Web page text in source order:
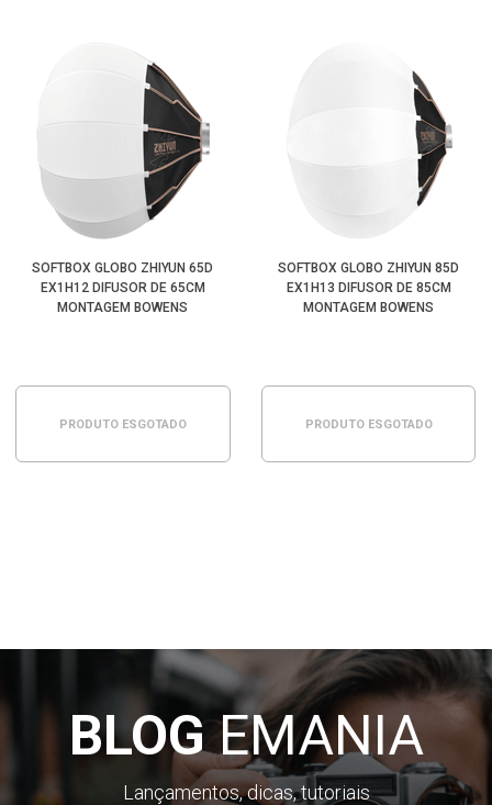
SOFTBOX GLOBO ZHIYUN 65D
EX1H12 DIFUSOR DE 65CM
MONTAGEM BOWENS
PRODUTO ESGOTADO
SOFTBOX GLOBO ZHIYUN 85D
EX1H13 DIFUSOR DE 85CM
MONTAGEM BOWENS
PRODUTO ESGOTADO
BLOGEMANIA
Lançamentos, dicas, tutoriais